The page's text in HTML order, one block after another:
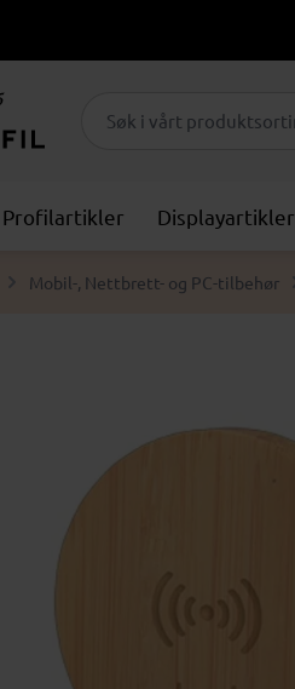
Profilartikler Displayartikler
Mobil-, Nettbrett- og PC-tilbehør